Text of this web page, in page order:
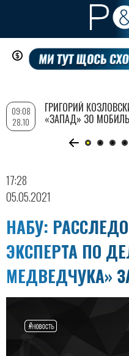
Перейти
содержанию
17:28
05.05.2021
НАБУ:
ЭКСПЕРТА ПО
МЕДВЕДЧУКА»
09:08
28.10
ГРИГОРИЙ
«ЗАПАД» 30